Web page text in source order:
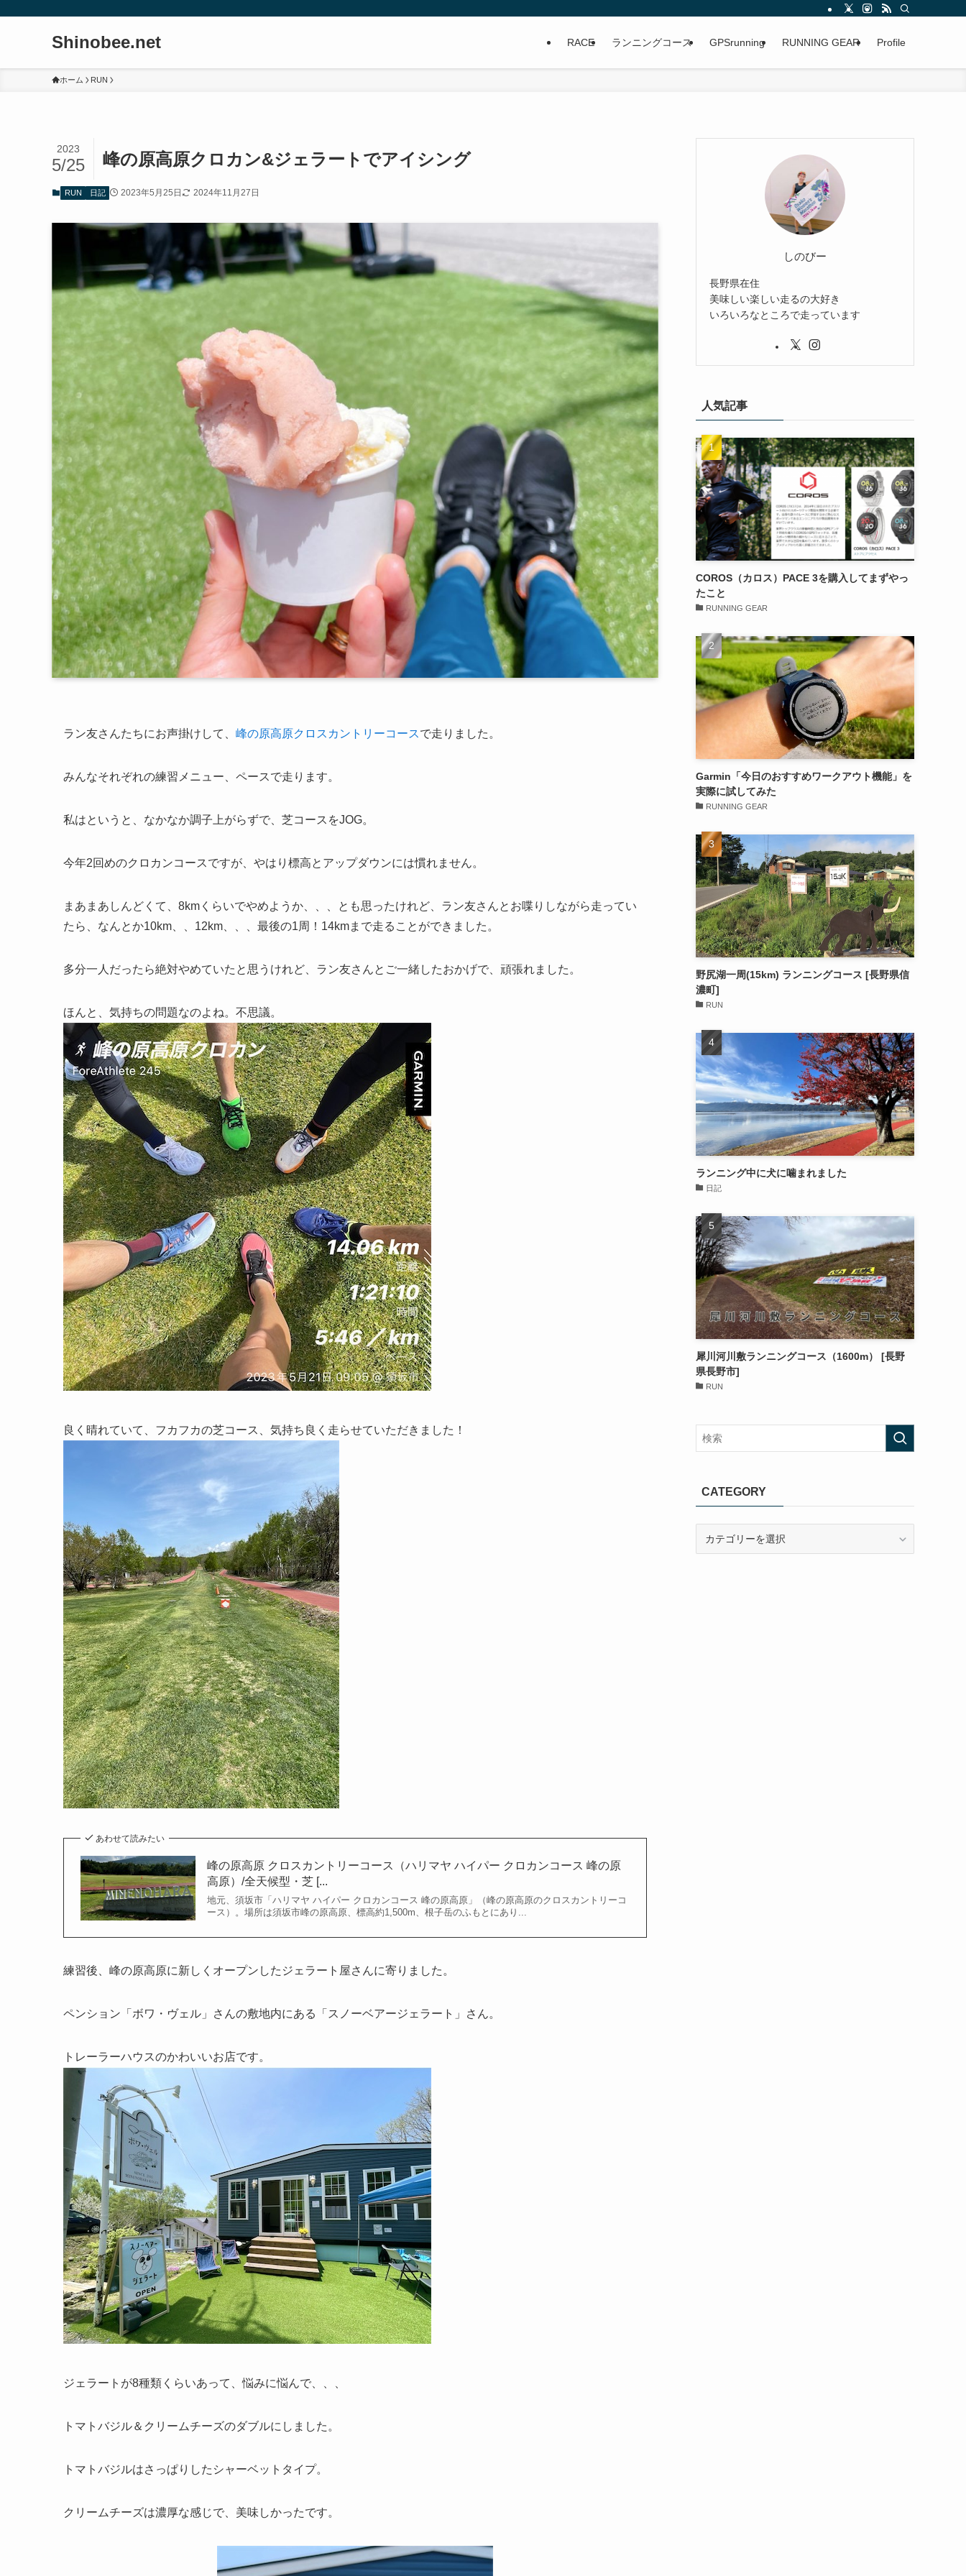
Shinobee.net RACE ランニングコース GPSrunning RUNNING GEAR Profile
ホーム RUN
峰の原高原クロカン&ジェラートでアイシング
2023
5/25
RUN 日記 2023年5月25日 2024年11月27日
ラン友さんたちにお声掛けして、 峰の原高原クロスカントリーコースで走りました。
みんなそれぞれの練習メニュー、ペースで走ります。
私はというと、なかなか調子上がらずで、芝コースをJOG。
今年2回めのクロカンコースですが、やはり標高とアップダウンには慣れません。
まあまあしんどくて、8kmくらいでやめようか、、、とも思ったけれど、ラン友さんとお喋りしながら走ってい
たら、なんとか10km、、12km、、、最後の1周！14kmまで走ることができました。
多分一人だったら絶対やめていたと思うけれど、ラン友さんとご一緒したおかげで、頑張れました。
ほんと、気持ちの問題なのよね。不思議。
良く晴れていて、フカフカの芝コース、気持ち良く走らせていただきました！
あわせて読みたい
峰の原高原 クロスカントリーコース（ハリマヤ ハイパー クロカンコース 峰の原
高原）/全天候型・芝 [...
地元、須坂市「ハリマヤ ハイパー クロカンコース 峰の原高原」（峰の原高原のクロスカントリーコ
ース）。場所は須坂市峰の原高原、標高約1,500m、根子岳のふもとにあり...
練習後、峰の原高原に新しくオープンしたジェラート屋さんに寄りました。
ペンション「ボワ・ヴェル」さんの敷地内にある「スノーベアージェラート」さん。
トレーラーハウスのかわいいお店です。
ジェラートが8種類くらいあって、悩みに悩んで、、、
トマトバジル＆クリームチーズのダブルにしました。
トマトバジルはさっぱりしたシャーベットタイプ。
クリームチーズは濃厚な感じで、美味しかったです。
しのびー
長野県在住
美味しい楽しい走るの大好き
いろいろなところで走っています
人気記事
COROS（カロス）PACE 3を購入してまずやっ
たこと
RUNNING GEAR
Garmin「今日のおすすめワークアウト機能」を
実際に試してみた
RUNNING GEAR
野尻湖一周(15km) ランニングコース [長野県信
濃町]
RUN
ランニング中に犬に噛まれました
日記
犀川河川敷ランニングコース（1600m） [長野
県長野市]
RUN
CATEGORY